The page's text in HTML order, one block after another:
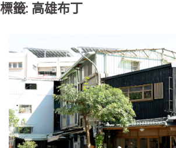
標籤: 高雄布丁